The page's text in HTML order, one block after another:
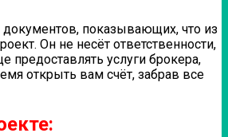
показывающих, что из
Он не несёт ответственности,
предоставлять услуги брокера,
открыть вам счёт, забрав все